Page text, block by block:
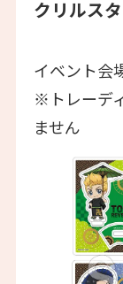
クリルス
イベント会
※トレーデ
ません